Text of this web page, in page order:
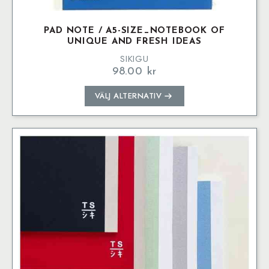
PAD NOTE / A5-SIZE_NOTEBOOK OF
UNIQUE AND FRESH IDEAS
SIKIGU
98.00 kr
VÄLJ ALTERNATIV
Den
här
produkten
har
varianter.
kan
väljas
på
produktsidan